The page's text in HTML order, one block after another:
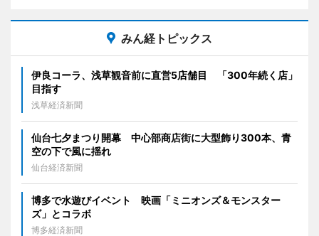
みん経トピックス
伊良コーラ、浅草観音前に直営5店舗目 「300年続く店」
目指す
浅草経済新聞
仙台七夕まつり開幕 中心部商店街に大型飾り300本、青
空の下で風に揺れ
仙台経済新聞
博多で水遊びイベント 映画「ミニオンズ＆モンスター
ズ」とコラボ
博多経済新聞